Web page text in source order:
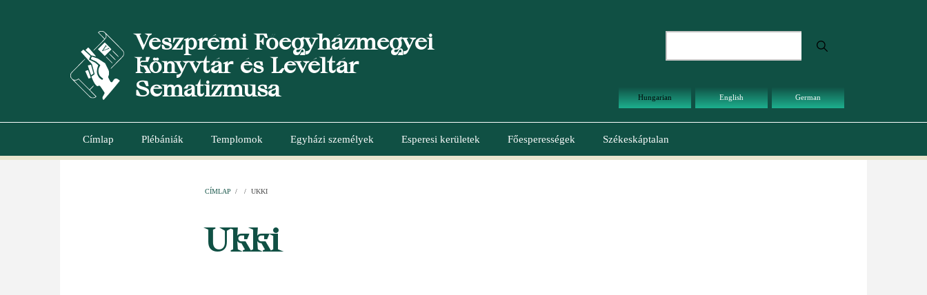
Veszprémi Főegyházmegyei
Könyvtár és Levéltár
Sematizmusa
Hungarian English German
Main
Címlap Plébániák Templomok Egyházi személyek Esperesi kerületek Főesperességek Székeskáptalan
CÍMLAP / / UKKI
Ukki